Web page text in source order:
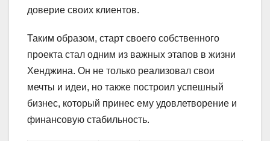
доверие своих клиентов.
Таким образом, старт своего собственного
проекта стал одним из важных этапов в жизни
Хенджина. Он не только реализовал свои
мечты и идеи, нo также построил успешный
бизнес, который принес ему удовлетворение и
финансовую стабильность.